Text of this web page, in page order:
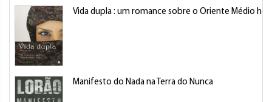
Vida dupla : um romance sobre o Oriente Médio
Manifesto do Nada na Terra do Nunca